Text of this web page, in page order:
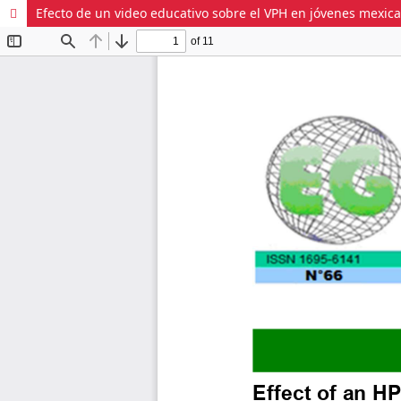
Efecto de un video educativo sobre el VPH en jóvenes